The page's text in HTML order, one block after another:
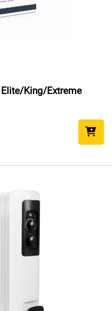
King/Extreme